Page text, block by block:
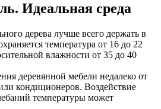
Идеальная среда
дерева лучше всего держать в
температура от 16 до 22
влажности от 35 до 40
деревянной мебели недалеко от
кондиционеров. Воздействие
температуры может